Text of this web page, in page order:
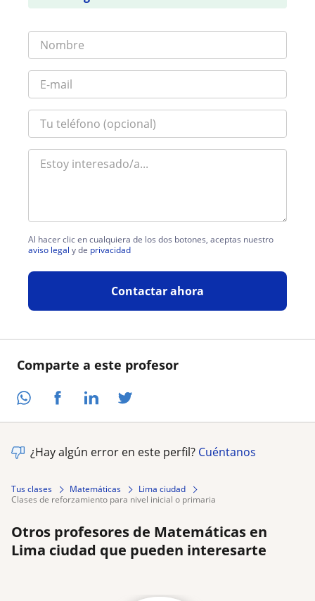
Comparte a este profesor
Al hacer clic en cualquiera de los dos botones, aceptas nuestro
aviso legal y de privacidad
Contactar ahora
¿Hay algún error en este perfil? Cuéntanos
Tus clases Matemáticas
Lima ciudad
clases de reforzamiento para nivel inicial o primaria
Otros profesores de Matemáticas en
Lima ciudad que pueden interesarte